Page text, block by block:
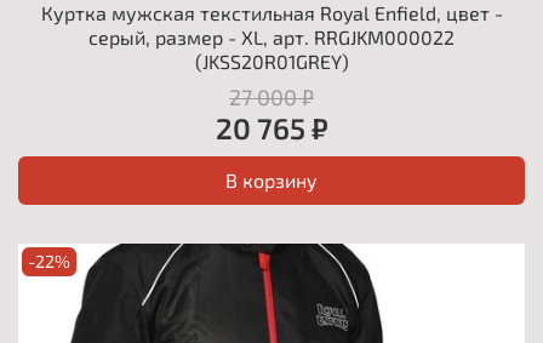
Куртка мужская текстильная Royal Enfield, цвет -
серый, размер - XL, арт. RRGJKM000022
(JKSS20R01GREY)
27 000 ₽
20 765 ₽
В корзину
-22%